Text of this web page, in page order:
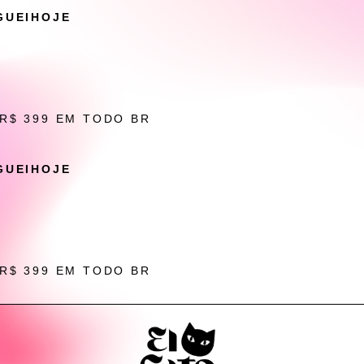
399 EM TODO BR
399 EM TODO BR